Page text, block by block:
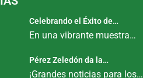
Celebrando el Éxito de…
En una vibrante muestra…
Pérez Zeledón da la…
¡Grandes noticias para los…